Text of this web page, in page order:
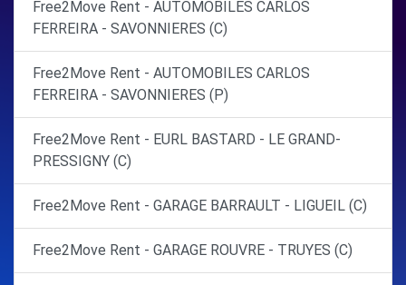
Free2Move Rent - AUTOMOBILES CARLOS
FERREIRA - SAVONNIERES (C)
Free2Move Rent - AUTOMOBILES CARLOS
FERREIRA - SAVONNIERES (P)
Free2Move Rent - EURL BASTARD - LE GRAND-
PRESSIGNY (C)
Free2Move Rent - GARAGE BARRAULT - LIGUEIL (C)
Free2Move Rent - GARAGE ROUVRE - TRUYES (C)